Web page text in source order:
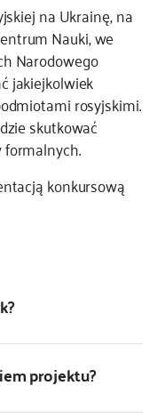
na Ukrainę, na
Nauki, we
Narodowego
jakiejkolwiek
rosyjskimi.
skutkować
konkursową
projektu?